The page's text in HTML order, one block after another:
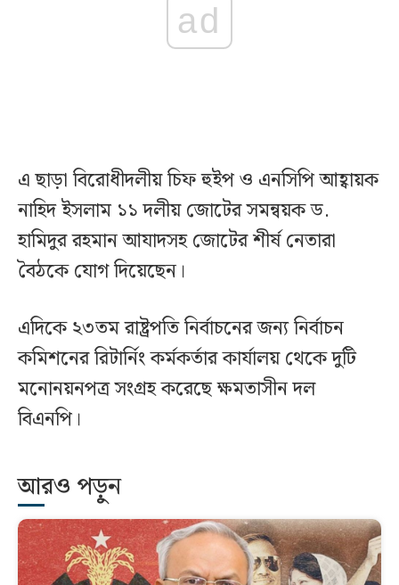
ad
এ ছাড়া বিরোধীদলীয় চিফ হুইপ ও এনসিপি আহ্বায়ক
নাহিদ ইসলাম ১১ দলীয় জোটের সমন্বয়ক ড.
হামিদুর রহমান আযাদসহ জোটের শীর্ষ নেতারা
বৈঠকে যোগ দিয়েছেন।
এদিকে ২৩তম রাষ্ট্রপতি নির্বাচনের জন্য নির্বাচন
কমিশনের রিটার্নিং কর্মকর্তার কার্যালয় থেকে দুটি
মনোনয়নপত্র সংগ্রহ করেছে ক্ষমতাসীন দল
বিএনপি।
আরও পড়ুন